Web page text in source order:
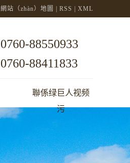
網站（zhàn）地圖 RSS XML
0760-88550933
0760-88411833
聯係绿巨人视频
污